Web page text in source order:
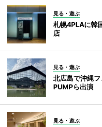
見る・遊ぶ
札幌4PLAに韓
店
見る・遊ぶ
北広島で沖縄
PUMPら出演
見る・遊ぶ